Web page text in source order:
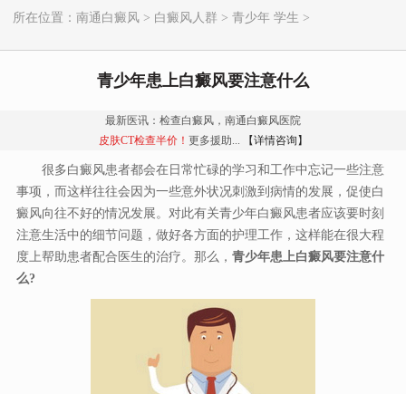
所在位置： 南通白癜风 > 白癜风人群 > 青少年 学生 >
青少年患上白癜风要注意什么
最新医讯：检查白癜风，南通白癜风医院
皮肤CT检查半价！ 更多援助... 【详情咨询】
很多白癜风患者都会在日常忙碌的学习和工作中忘记一些注意
事项，而这样往往会因为一些意外状况刺激到病情的发展，促使白
癜风向往不好的情况发展。对此有关青少年白癜风患者应该要时刻
注意生活中的细节问题，做好各方面的护理工作，这样能在很大程
度上帮助患者配合医生的治疗。那么， 青少年患上白癜风要注意什
么?